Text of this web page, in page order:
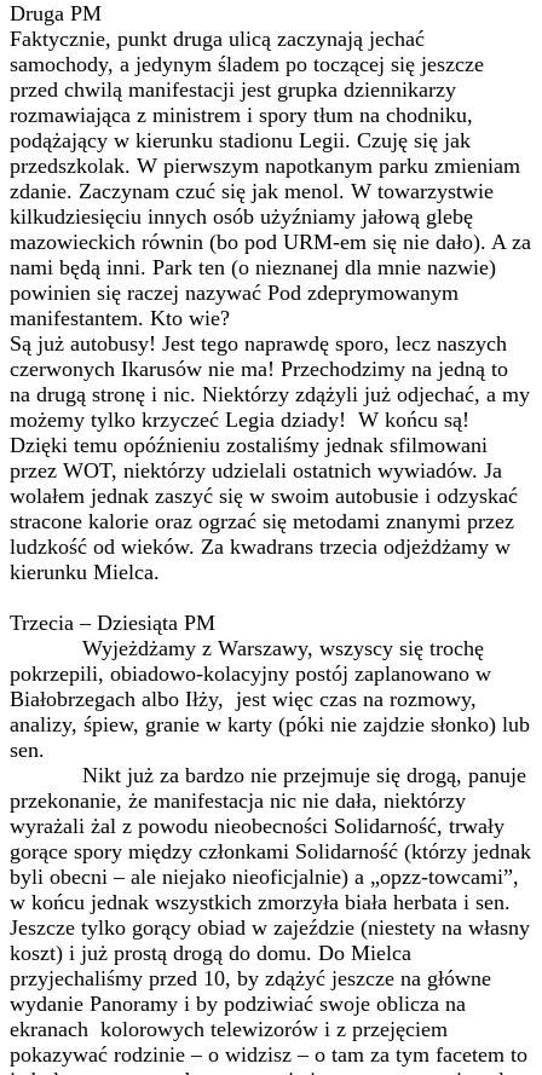
Druga PM
Faktycznie, punkt druga ulicą zaczynają jechać
samochody, a jedynym śladem po toczącej się jeszcze
przed chwilą manifestacji jest grupka dziennikarzy
rozmawiająca z ministrem i spory tłum na chodniku,
podążający w kierunku stadionu Legii. Czuję się jak
przedszkolak. W pierwszym napotkanym parku zmieniam
zdanie. Zaczynam czuć się jak menol. W towarzystwie
kilkudziesięciu innych osób użyźniamy jałową glebę
mazowieckich równin (bo pod URM-em się nie dało). A za
nami będą inni. Park ten (o nieznanej dla mnie nazwie)
powinien się raczej nazywać Pod zdeprymowanym
manifestantem. Kto wie?
Są już autobusy! Jest tego naprawdę sporo, lecz naszych
czerwonych Ikarusów nie ma! Przechodzimy na jedną to
na drugą stronę i nic. Niektórzy zdążyli już odjechać, a my
możemy tylko krzyczeć Legia dziady! W końcu są!
Dzięki temu opóźnieniu zostaliśmy jednak sfilmowani
przez WOT, niektórzy udzielali ostatnich wywiadów. Ja
wolałem jednak zaszyć się w swoim autobusie i odzyskać
stracone kalorie oraz ogrzać się metodami znanymi przez
ludzkość od wieków. Za kwadrans trzecia odjeżdżamy w
kierunku Mielca.
Trzecia – Dziesiąta PM
Wyjeżdżamy z Warszawy, wszyscy się trochę
pokrzepili, obiadowo-kolacyjny postój zaplanowano w
Białobrzegach albo Iłży, jest więc czas na rozmowy,
analizy, śpiew, granie w karty (póki nie zajdzie słonko) lub
sen.
Nikt już za bardzo nie przejmuje się drogą, panuje
przekonanie, że manifestacja nic nie dała, niektórzy
wyrażali żal z powodu nieobecności Solidarność, trwały
gorące spory między członkami Solidarność (którzy jednak
byli obecni – ale niejako nieoficjalnie) a „opzz-towcami”,
w końcu jednak wszystkich zmorzyła biała herbata i sen.
Jeszcze tylko gorący obiad w zajeździe (niestety na własny
koszt) i już prostą drogą do domu. Do Mielca
przyjechaliśmy przed 10, by zdążyć jeszcze na główne
wydanie Panoramy i by podziwiać swoje oblicza na
ekranach kolorowych telewizorów i z przejęciem
pokazywać rodzinie – o widzisz – o tam za tym facetem to